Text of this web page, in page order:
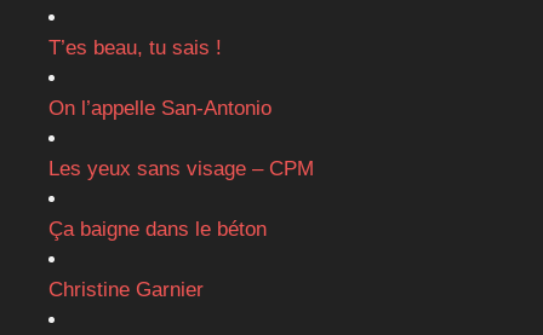
T’es beau, tu sais !
On l’appelle San-Antonio
Les yeux sans visage – CPM
Ça baigne dans le béton
Christine Garnier